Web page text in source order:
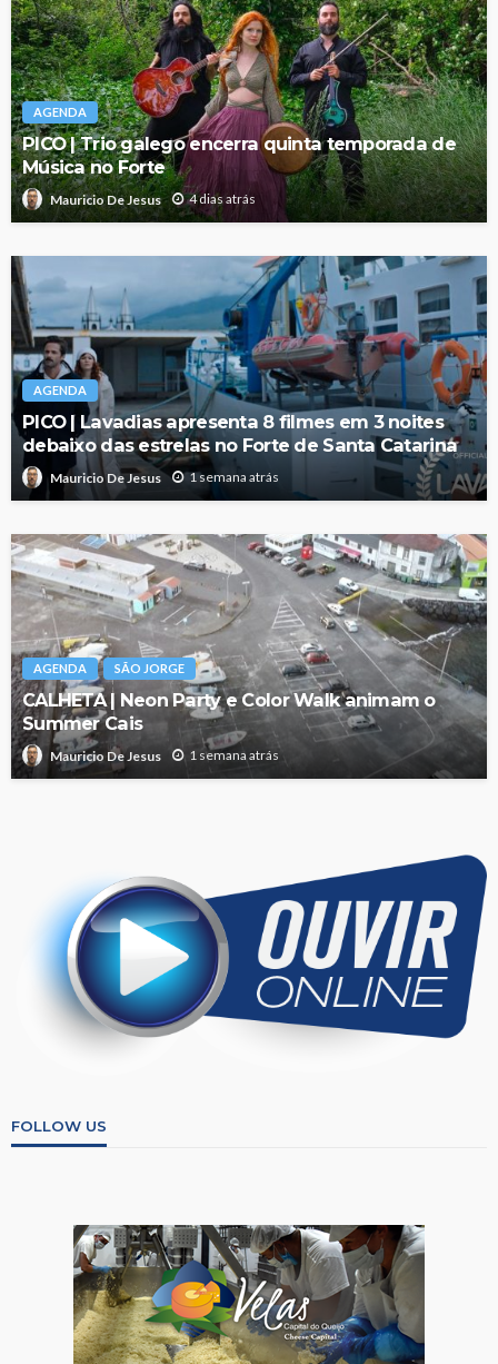
AGENDA
PICO | Trio galego encerra quinta temporada de
Música no Forte
Mauricio De Jesus 4 dias atrás
AGENDA
PICO | Lavadias apresenta 8 filmes em 3 noites
debaixo das estrelas no Forte de Santa Catarina
Mauricio De Jesus 1 semana atrás
AGENDA SÃO JORGE
CALHETA | Neon Party e Color Walk animam o
Summer Cais
Mauricio De Jesus 1 semana atrás
FOLLOW US